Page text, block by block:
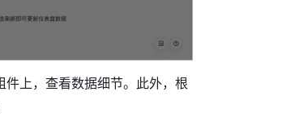
件上，查看数据细节。此外，根